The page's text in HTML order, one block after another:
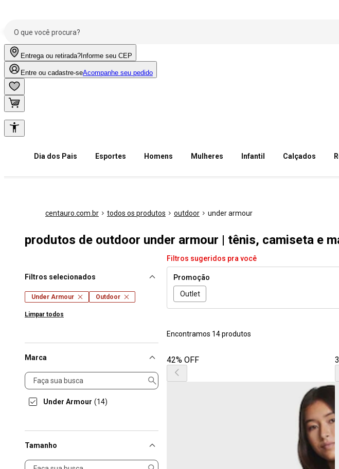
Entrega ou retirada? Informe seu CEP
Entre ou cadastre-seAcompanhe seu pedido
Dia dos Pais Esportes Homens Mulheres Infantil Calçados
centauro.com.br todos os produtos outdoor under armour
produtos de outdoor under armour | tênis, camiseta e
Filtros selecionados
Under Armour Outdoor
Limpar todos
Marca
Marca
Under Armour (14)
Tamanho
Tamanho
Filtros sugeridos pra você
Promoção
Outlet
Encontramos 14 produtos
42% OFF